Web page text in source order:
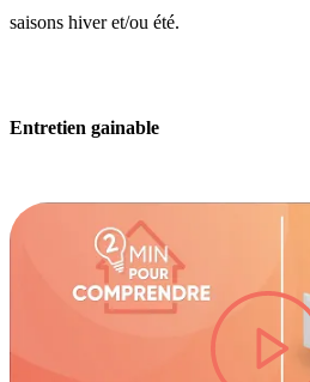
saisons hiver et/ou été.
Entretien gainable
lire